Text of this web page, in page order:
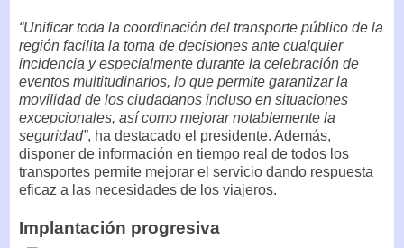
“Unificar toda la coordinación del transporte público de la
región facilita la toma de decisiones ante cualquier
incidencia y especialmente durante la celebración de
eventos multitudinarios, lo que permite garantizar la
movilidad de los ciudadanos incluso en situaciones
excepcionales, así como mejorar notablemente la
seguridad”, ha destacado el presidente. Además,
disponer de información en tiempo real de todos los
transportes permite mejorar el servicio dando respuesta
eficaz a las necesidades de los viajeros.
Implantación progresiva